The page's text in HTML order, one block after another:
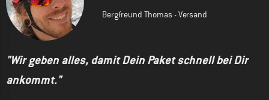
Bergfreund Thomas - Versand
"Wir geben alles, damit Dein Paket schnell bei Dir
ankommt."